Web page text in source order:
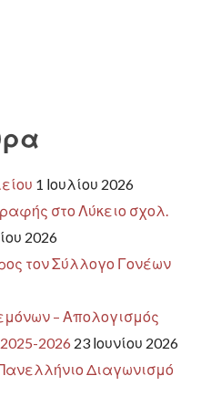
1 Ιουλίου 2026
στο Λύκειο σχολ.
2026
τον Σύλλογο Γονέων
– Απολογισμός
2026 23 Ιουνίου 2026
Διαγωνισμό